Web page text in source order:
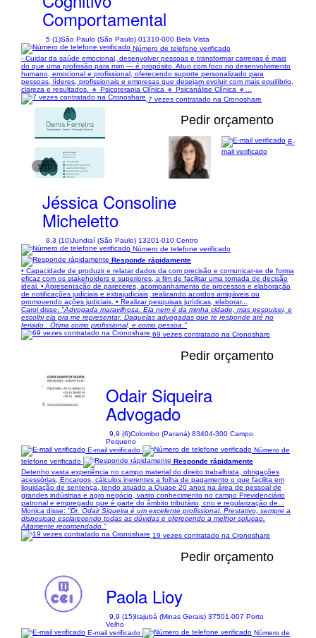
Comportamental
5 (1)São Paulo (São Paulo) 01310-000 Bela Vista
Número de telefone verificado
- Cuidar da saúde emocional, desenvolver pessoas e transformar carreiras é mais
do que uma profissão para mim — é propósito. Atuo com foco no desenvolvimento
humano, emocional e profissional, oferecendo suporte personalizado para
pessoas, líderes, profissionais e empresas que desejam evoluir com mais equilíbrio,
clareza e resultados. 🔹 Psicoterapia Clínica 🔹 Psicanálise Clínica 🔹...
7 vezes contratado na Cronoshare
1/10
Pedir orçamento
Jéssica Consoline
Micheletto
9,3 (10)Jundiaí (São Paulo) 13201-010 Centro
E-
mail verificado
Número de telefone verificado
Responde rápidamente
• Capacidade de produzir e relatar dados da com precisão e comunicar-se de forma
eficaz com os stakeholders e superiores, a fim de facilitar uma tomada de decisão
ideal. • Apresentação de pareceres, acompanhamento de processos e elaboração
de notificações judiciais e extrajudiciais, realizando acordos amigáveis ou
promovendo ações judiciais. • Realizar pesquisas jurídicas, elaborar...
Carol disse: "Advogada maravilhosa. Ela nem é da minha cidade, mas pesquisei, e
escolhi ela pra me representar. Daquelas advogadas que te responde até no
feriado . Ótima como profissional, e como pessoa."
69 vezes contratado na Cronoshare
Pedir orçamento
Odair Siqueira
Advogado
9,9 (6)Colombo (Paraná) 83404-300 Campo
Pequeno
E-mail verificado
Número de
telefone verificado
Responde rápidamente
Detenho vasta experiência no campo material do direito trabalhista, obrigações
acessórias, Encargos, cálculos inerentes a folha de pagamento o que facilita em
liquidação de sentença, tendo atuado a Quase 20 anos na área de pessoal de
grandes indústrias e agro negócio, vasto conhecimento no campo Previdenciário
patronal e empregado que é parte do âmbito tributário, cno e regularização de...
Monica disse: "Dr. Odair Siqueira é um excelente profissional. Prestativo, sempre a
disposicao esclarecendo todas as dúvidas e oferecendo a melhor solucao.
Altamente recomendado."
19 vezes contratado na Cronoshare
Pedir orçamento
Paola Lioy
9,9 (15)Itajubá (Minas Gerais) 37501-007 Porto
Velho
E-mail verificado
Número de